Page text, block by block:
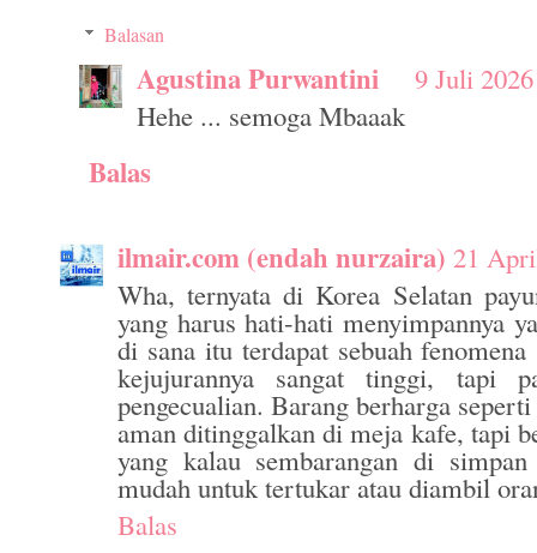
Balasan
Agustina Purwantini
9 Juli
Hehe ... semoga Mbaaak
Balas
ilmair.com (endah nurzaira) 21
Wha, ternyata di Korea Selatan
yang harus hati-hati menyimpannya
di sana itu terdapat sebuah
kejujurannya sangat tinggi, tapi
pengecualian. Barang berharga
aman ditinggalkan di meja kafe, tapi
yang kalau sembarangan di
mudah untuk tertukar atau diambil
Balas